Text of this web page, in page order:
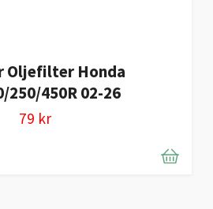
Oljefilter Honda
250/450R 02-26
79 kr